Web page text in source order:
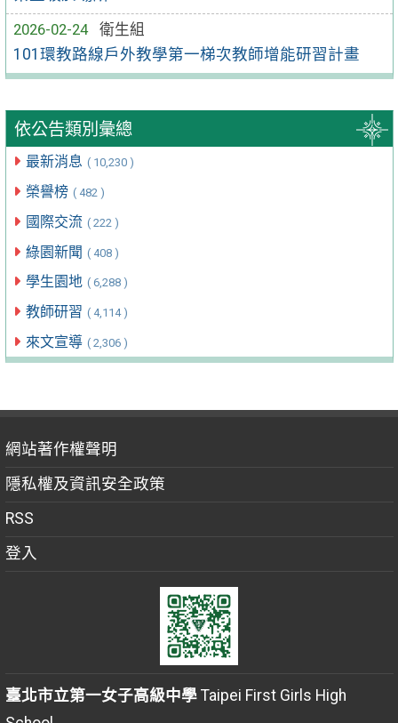
2026-02-24
衛生組
101環教路線戶外教學第一梯次教師增能研習計畫
依公告類別彙總
最新消息 ( 10,230 )
榮譽榜 ( 482 )
國際交流 ( 222 )
綠園新聞 ( 408 )
學生園地 ( 6,288 )
教師研習 ( 4,114 )
來文宣導 ( 2,306 )
網站著作權聲明
隱私權及資訊安全政策
RSS
登入
臺北市立第一女子高級中學Taipei First Girls High